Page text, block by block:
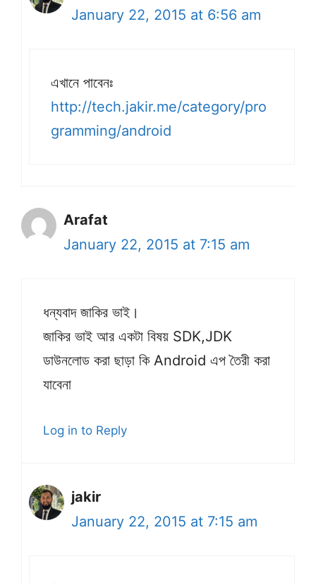
January 22, 2015 at 6:56 am
এখানে পাবেনঃ
http://tech.jakir.me/category/pro
gramming/android
Arafat
January 22, 2015 at 7:15 am
ধন্যবাদ জাকির ভাই।
জাকির ভাই আর একটা বিষয় SDK,JDK
ডাউনলোড করা ছাড়া কি Android এপ তৈরী করা
যাবেনা
Log in to Reply
jakir
January 22, 2015 at 7:15 am